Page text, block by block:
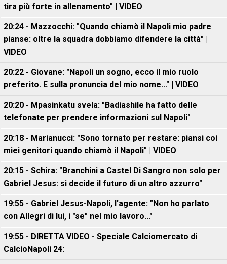
tira più forte in allenamento" | VIDEO
20:24 - Mazzocchi: "Quando chiamò il Napoli mio padre
pianse: oltre la squadra dobbiamo difendere la città" |
VIDEO
20:22 - Giovane: "Napoli un sogno, ecco il mio ruolo
preferito. E sulla pronuncia del mio nome..." | VIDEO
20:20 - Mpasinkatu svela: "Badiashile ha fatto delle
telefonate per prendere informazioni sul Napoli"
20:18 - Marianucci: "Sono tornato per restare: piansi coi
miei genitori quando chiamò il Napoli" | VIDEO
20:15 - Schira: "Branchini a Castel Di Sangro non solo per
Gabriel Jesus: si decide il futuro di un altro azzurro"
19:55 - Gabriel Jesus-Napoli, l'agente: "Non ho parlato
con Allegri di lui, i "se" nel mio lavoro..."
19:55 - DIRETTA VIDEO - Speciale Calciomercato di
CalcioNapoli 24: